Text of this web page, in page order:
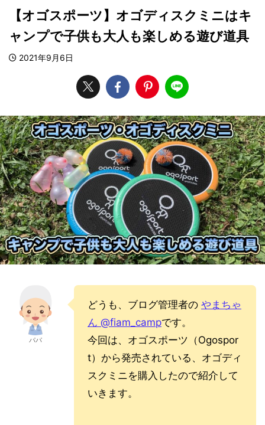
【オゴスポーツ】オゴディスクミニはキ
ャンプで子供も大人も楽しめる遊び道具
2021年9月6日
パパ
どうも、ブログ管理者の やまちゃ
ん @fiam_campです。
今回は、オゴスポーツ（Ogospor
t）から発売されている、オゴディ
スクミニを購入したので紹介して
いきます。